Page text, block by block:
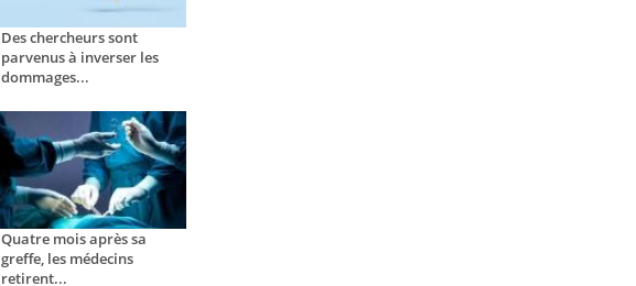
Des chercheurs sont
parvenus à inverser les
dommages...
Quatre mois après sa
greffe, les médecins
retirent...